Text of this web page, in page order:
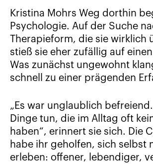
Kristina Mohrs Weg dorthin
Psychologie. Auf der Suche
Therapieform, die sie wirklich
stieß sie eher zufällig auf
Was zunächst ungewohnt
schnell zu einer prägenden
„Es war unglaublich
Dinge tun, die im Alltag oft
haben“, erinnert sie sich. Die
habe ihr geholfen, sich selbst
erleben: offener, lebendiger,